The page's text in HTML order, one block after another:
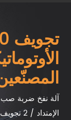
الإمتداد / 2 تجويف 10 لتر آلة نفخ النفخ الأوتوماتيكية الكاملة